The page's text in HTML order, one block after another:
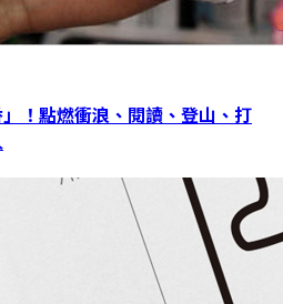
！點燃衝浪、閱讀、登山、打